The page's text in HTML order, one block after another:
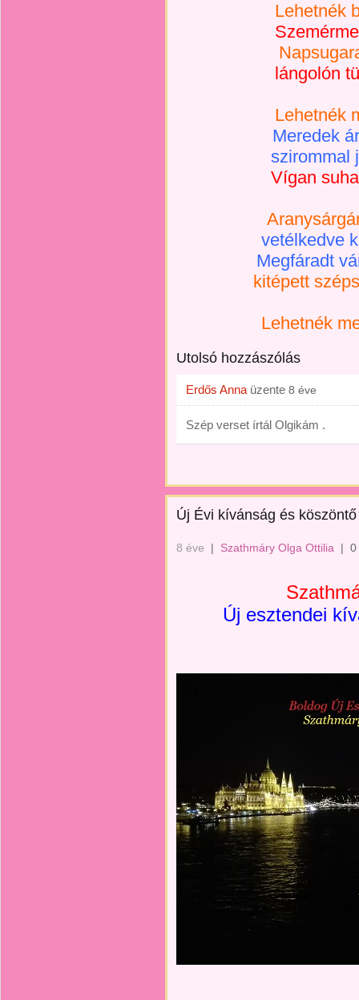
Lehetnék
lángolón
Lehetnék
Meredek
szirommal
Vígan
vetélkedve
Megfáradt
kitépett
Lehetnék
Utolsó hozzászólás
Erdős Anna üzente 8 éve
Szép verset írtál Olgikám .
Új Évi kívánság és
8 éve | Szathmáry Olga Ottilia | 0
Új esztendei